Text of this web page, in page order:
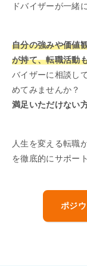
ドバイザーが一緒
自分の強みや価値
が持て、転職活動
バイザーに相談し
めてみませんか？
満足いただけない
人生を変える転職
を徹底的にサポー
ポジ